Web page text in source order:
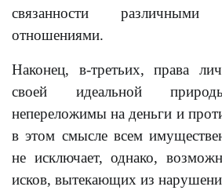
связанности
отношениями.
Наконец, в-третьих, права
своей идеальной
непереложимы на деньги и
в этом смысле всем
не исключает, однако,
исков, вытекающих из